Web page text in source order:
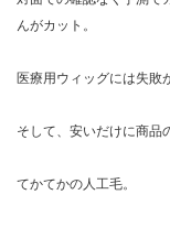
んがカット。
医療用ウィッグには失敗
そして、安いだけに商品
てかてかの人工毛。